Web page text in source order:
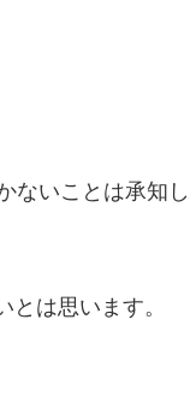
ないことは承知し
は思います。